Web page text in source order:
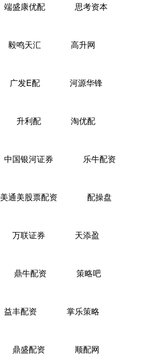
端盛康优配 思考资本
毅鸣天汇 高升网
广发E配 河源华锋
升利配 淘优配
中国银河证券 乐牛配资
美通美股票配资 配操盘
万联证券 天添盈
鼎牛配资 策略吧
益丰配资 掌乐策略
鼎盛配资 顺配网